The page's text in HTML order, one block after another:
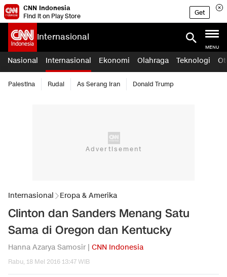
CNN Indonesia
Find it on Play Store
Get
Internasional
MENU
Nasional Internasional Ekonomi Olahraga Teknologi
Palestina Rudal As Serang Iran Donald Trump
Internasional Eropa & Amerika
Clinton dan Sanders Menang Satu
Sama di Oregon dan Kentucky
Hanna Azarya Samosir | CNN Indonesia
Rabu, 18 Mei 2016 13:47 WIB